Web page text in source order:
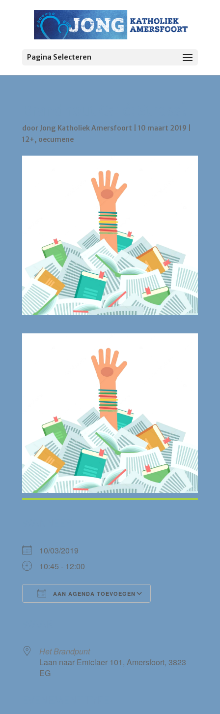
Pagina Selecteren
door Jong Katholiek Amersfoort 10 maart 2019
12+, oecumene
10/03/2019
10:45 - 12:00
AAN AGENDA TOEVOEGEN
Het Brandpunt
Laan naar Emiclaer 101, Amersfoort, 3823
EG